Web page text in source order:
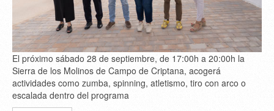
El próximo sábado 28 de septiembre, de 17:00h a 20:00h la
Sierra de los Molinos de Campo de Criptana, acogerá
actividades como zumba, spinning, atletismo, tiro con arco o
escalada dentro del programa